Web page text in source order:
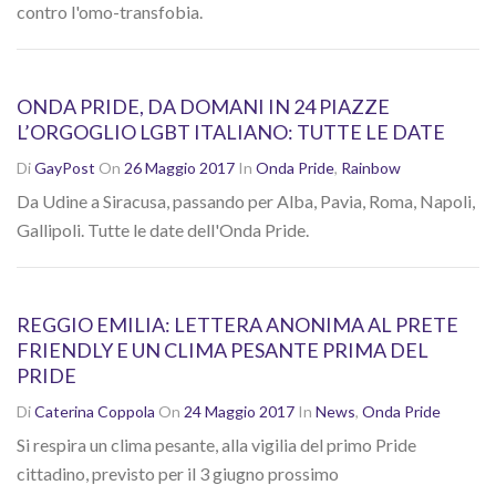
contro l'omo-transfobia.
ONDA PRIDE, DA DOMANI IN 24 PIAZZE
L’ORGOGLIO LGBT ITALIANO: TUTTE LE DATE
DiGayPost On 26 Maggio 2017 In Onda Pride, Rainbow
Da Udine a Siracusa, passando per Alba, Pavia, Roma, Napoli,
Gallipoli. Tutte le date dell'Onda Pride.
REGGIO EMILIA: LETTERA ANONIMA AL PRETE
FRIENDLY E UN CLIMA PESANTE PRIMA DEL
PRIDE
DiCaterina Coppola On 24 Maggio 2017 In News, Onda Pride
Si respira un clima pesante, alla vigilia del primo Pride
cittadino, previsto per il 3 giugno prossimo